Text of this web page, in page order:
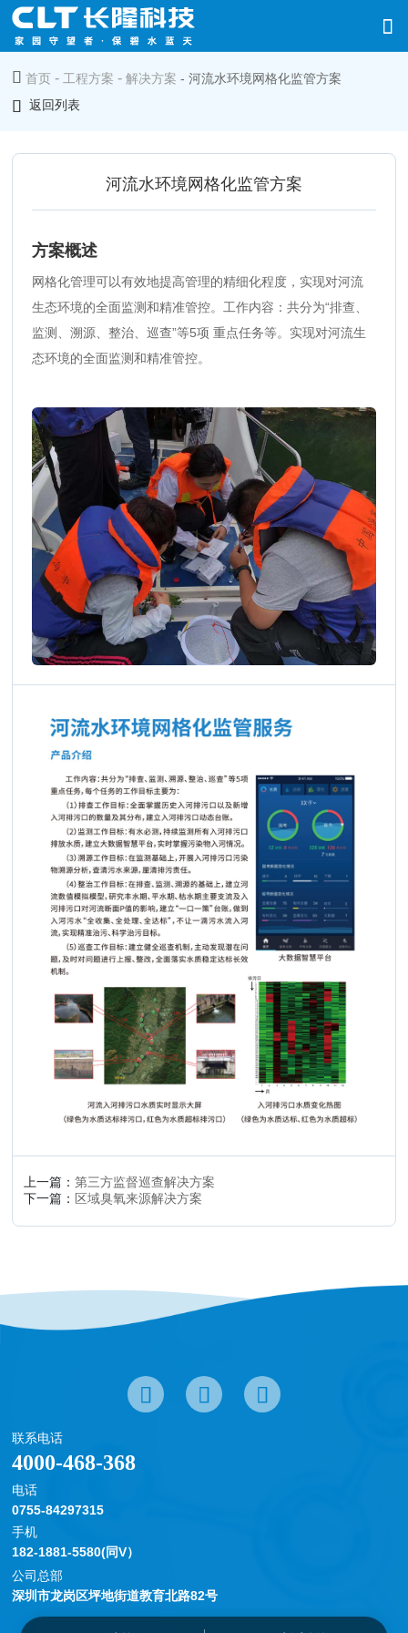
首页 - 工程方案 -解决方案 - 河流水环境网格化监管方案
返回列表
河流水环境网格化监管方案
方案概述
网格化管理可以有效地提高管理的精细化程度，实现对河流
生态环境的全面监测和精准管控。工作内容：共分为“排查、
监测、溯源、整治、巡查”等5项 重点任务等。实现对河流生
态环境的全面监测和精准管控。
上一篇：第三方监督巡查解决方案
下一篇： 区域臭氧来源解决方案
联系电话
4000-468-368
电话
0755-84297315
手机
182-1881-5580(同V）
公司总部
深圳市龙岗区坪地街道教育北路82号